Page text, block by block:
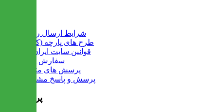
شرایط ارسال رایگان
طرح های پارچه (کالیته)
قوانین سایت ایران میز
سفارش عمده
پرسش های متداول
پرسش و پاسخ مشتریان
پرفروش ها